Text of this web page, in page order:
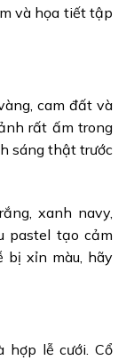
và họa tiết tập
cam đất và
rất ấm trong
sáng thật trước
xanh navy,
pastel tạo cảm
bị xỉn màu, hãy
hợp lễ cưới. Cổ